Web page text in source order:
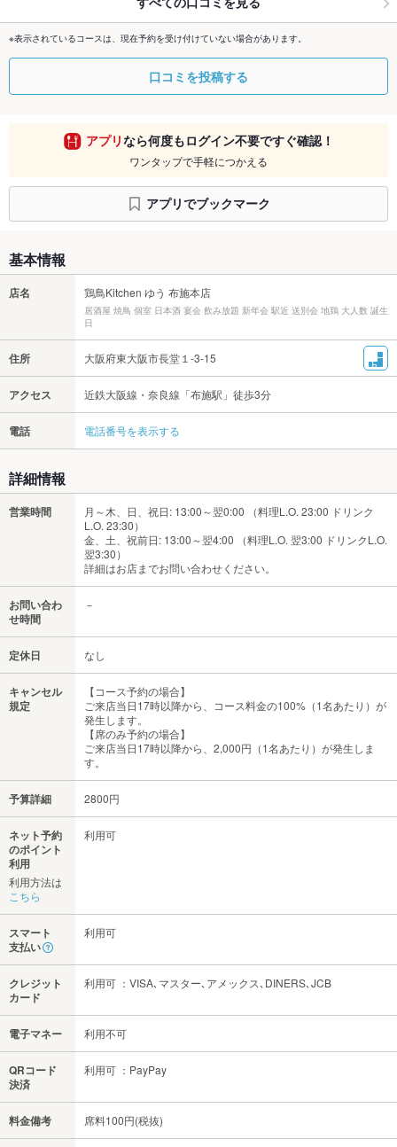
※表示されているコースは、現在予約を受け付けていない場合があります。
口コミを投稿する
アプリなら何度もログイン不要ですぐ確認！
ワンタップで手軽につかえる
アプリでブックマーク
基本情報
店名 鶏鳥Kitchen ゆう 布施本店
居酒屋 焼鳥 個室 日本酒 宴会 飲み放題 新年会 駅近 送別会 地鶏 大人数 誕生
日
住所 大阪府東大阪市長堂１-3-15
アクセス 近鉄大阪線・奈良線「布施駅」徒歩3分
電話 電話番号を表示する
詳細情報
営業時間
月～木、日、祝日: 13:00～翌0:00 （料理L.O. 23:00 ドリンク
L.O. 23:30）
金、土、祝前日: 13:00～翌4:00 （料理L.O. 翌3:00 ドリンクL.O.
翌3:30）
詳細はお店までお問い合わせください。
お問い合わ
せ時間
－
定休日 なし
キャンセル
規定
【コース予約の場合】
ご来店当日17時以降から、コース料金の100%（1名あたり）が
発生します。
【席のみ予約の場合】
ご来店当日17時以降から、2,000円（1名あたり）が発生しま
す。
予算詳細 2800円
ネット予約
のポイント
利用
利用方法は
こちら
利用可
スマート
支払い
利用可
クレジット
カード
利用可 ：VISA､マスター､アメックス､DINERS､JCB
電子マネー 利用不可
QRコード
決済
利用可 ：PayPay
料金備考 席料100円(税抜)